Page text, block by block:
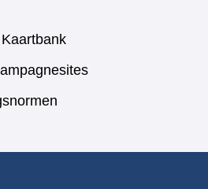
andere
website)
(verwijst
naar